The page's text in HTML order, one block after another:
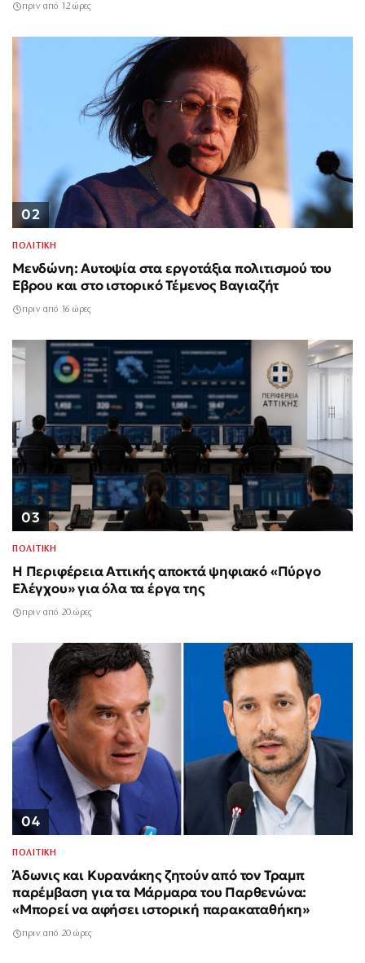
πριν από 12 ώρες
02
ΠΟΛΙΤΙΚΗ
Μενδώνη: Αυτοψία στα εργοτάξια πολιτισμού του
Έβρου και στο ιστορικό Τέμενος Βαγιαζήτ
πριν από 16 ώρες
03
ΠΟΛΙΤΙΚΗ
Η Περιφέρεια Αττικής αποκτά ψηφιακό «Πύργο
Ελέγχου» για όλα τα έργα της
πριν από 20 ώρες
04
ΠΟΛΙΤΙΚΗ
Άδωνις και Κυρανάκης ζητούν από τον Τραμπ
παρέμβαση για τα Μάρμαρα του Παρθενώνα:
«Μπορεί να αφήσει ιστορική παρακαταθήκη»
πριν από 20 ώρες